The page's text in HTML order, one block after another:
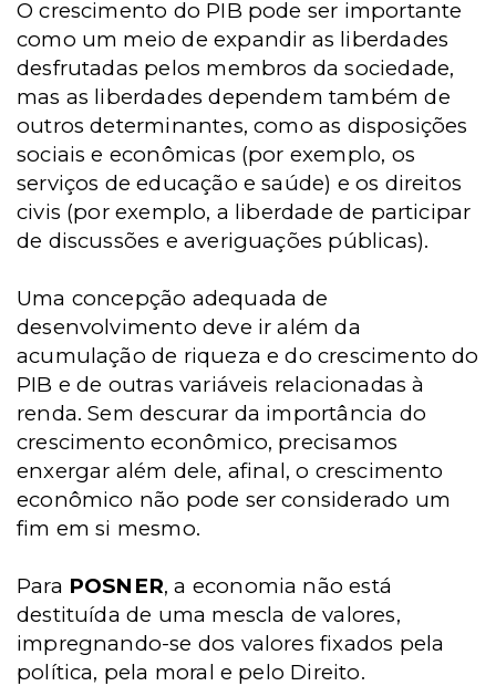
O crescimento do PIB pode ser importante
como um meio de expandir as liberdades
desfrutadas pelos membros da sociedade,
mas as liberdades dependem também de
outros determinantes, como as disposições
sociais e econômicas (por exemplo, os
serviços de educação e saúde) e os direitos
civis (por exemplo, a liberdade de participar
de discussões e averiguações públicas).
Uma concepção adequada de
desenvolvimento deve ir além da
acumulação de riqueza e do crescimento do
PIB e de outras variáveis relacionadas à
renda. Sem descurar da importância do
crescimento econômico, precisamos
enxergar além dele, afinal, o crescimento
econômico não pode ser considerado um
fim em si mesmo.
Para POSNER, a economia não está
destituída de uma mescla de valores,
impregnando-se dos valores fixados pela
política, pela moral e pelo Direito.